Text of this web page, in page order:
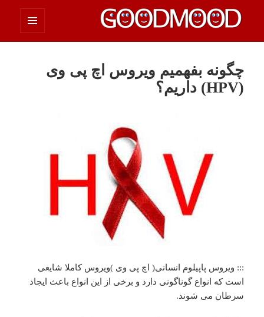
چیزای خووب مووب
چگونه بفهمیم ویروس اچ پی وی
(HPV) داریم؟
::: ویروس پاپیلوم انسانی( اچ پی وی )ویروس کاملا شایعی
است که انواع گوناگونی دارد و برخی از این انواع باعث ایجاد
سرطان می شوند.